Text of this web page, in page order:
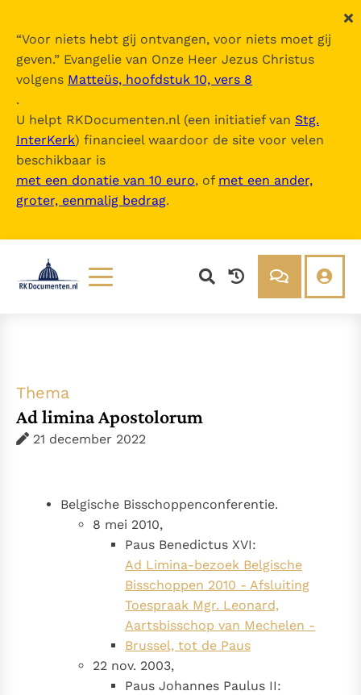
“Voor niets hebt gij ontvangen, voor niets moet gij
geven.” Evangelie van Onze Heer Jezus Christus
volgens Matteüs, hoofdstuk 10, vers 8
.
U helpt RKDocumenten.nl (een initiatief van Stg.
InterKerk) financieel waardoor de site voor velen
beschikbaar is
met een donatie van 10 euro, of met een ander,
groter, eenmalig bedrag.
Thema’s
Berichten
Denzinger
5. Het gebed van de Kerk
In Christus wordt onze honger vervuld
Leer de kostbare parel van Gods koninkrijk te
Gods Koninkrijk groeit stilletjes door liefde, niet door
De mystiek. De mystieke verschijnselen en de
Het Vaticaan publiceert een nieuwe Latijnse uitgave
van het Romeins martyrologium
Vaticaanse financiële waakhond verliest autonomie
Thema
Ad limina Apostolorum
21 december 2022
Belgische Bisschoppenconferentie.
8 mei 2010,
Paus Benedictus XVI:
Ad Limina-bezoek Belgische
Bisschoppen 2010 - Afsluiting
Toespraak Mgr. Leonard,
Aartsbisschop van Mechelen -
Brussel, tot de Paus
22 nov. 2003,
Paus Johannes Paulus II: